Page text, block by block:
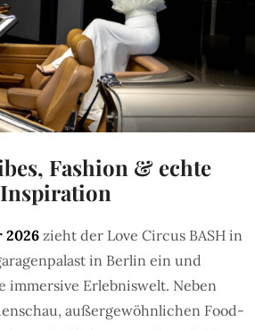
Fashion & echte
Inspiration
2026 zieht der Love Circus BASH in
in Berlin ein und
immersive Erlebniswelt. Neben
außergewöhnlichen Food-